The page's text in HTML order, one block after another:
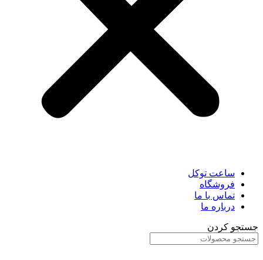
ساعت توکل
فروشگاه
تماس با ما
درباره ما
جستجو کردن